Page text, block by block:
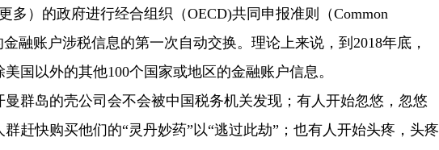
多）的政府进行经合组织（OECD)共同申报准则（Common
金融账户涉税信息的第一次自动交换。理论上来说，到2018年底，
国以外的其他100个国家或地区的金融账户信息。
岛的壳公司会不会被中国税务机关发现；有人开始忽悠，忽悠
赶快购买他们的“灵丹妙药”以“逃过此劫”；也有人开始头疼，头疼